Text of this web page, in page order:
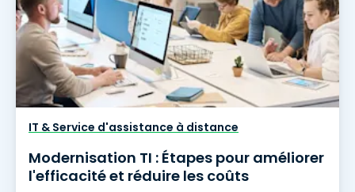
IT & Service d'assistance à distance
Modernisation TI : Étapes pour améliorer
l'efficacité et réduire les coûts